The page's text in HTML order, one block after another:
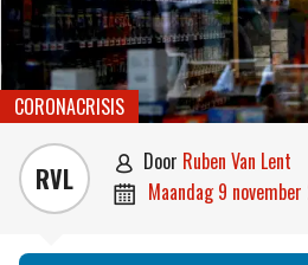
CORONACRISIS
RVL  door Ruben Van Lent
 maandag 9